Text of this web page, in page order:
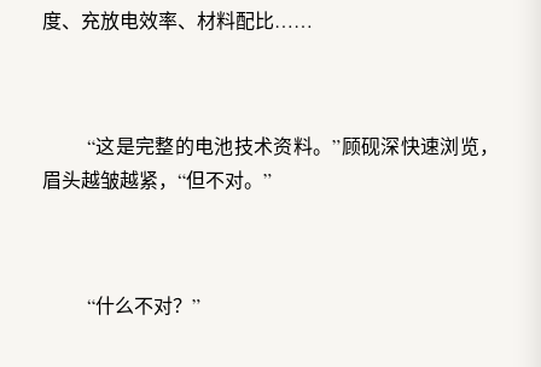
度、充放电效率、材料配比……
“这是完整的电池技术资料。”顾砚深快速浏览，
眉头越皱越紧，“但不对。”
“什么不对？”